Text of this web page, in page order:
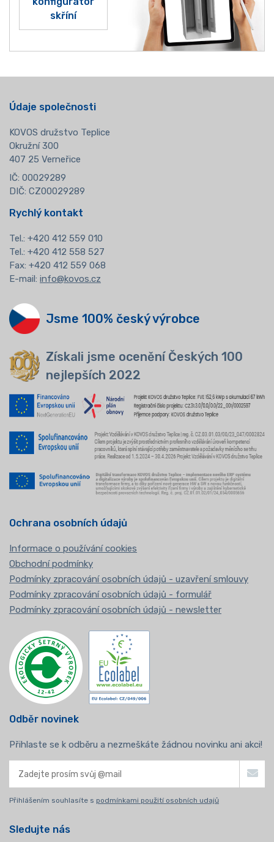
skříní
Údaje společnosti
KOVOS družstvo Teplice
Okružní 300
407 25 Verneřice
IČ: 00029289
DIČ: CZ00029289
Rychlý kontakt
Tel.: +420 412 559 010
Tel.: +420 412 558 527
Fax: +420 412 559 068
E-mail: info@kovos.cz
Jsme 100% český výrobce
Získali jsme ocenění Českých 100
nejlepších 2022
Ochrana osobních údajů
Informace o používání cookies
Obchodní podmínky
Podmínky zpracování osobních údajů - uzavření smlouvy
Podmínky zpracování osobních údajů - formulář
Podmínky zpracování osobních údajů - newsletter
Odběr novinek
Přihlaste se k odběru a nezmeškáte žádnou novinku ani akci!
Přihlášením souhlasíte s podmínkami použití osobních udajů
Sledujte nás